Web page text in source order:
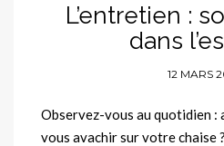
L’entretien :
dans
12 MARS
Observez-vous au quotidien :
vous avachir sur votre chaise